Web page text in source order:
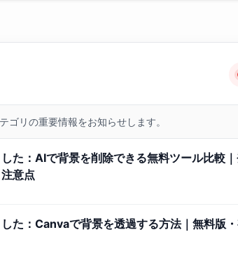
ゴリの重要情報をお知らせします。
た：AIで背景を削除できる無料ツール比較
意点
た：Canvaで背景を透過する方法｜無料版